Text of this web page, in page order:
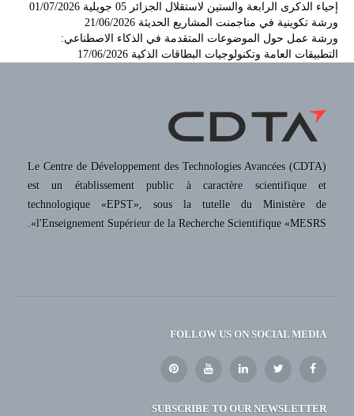
إحياء الذكرى الرابعة والستين لاستقلال الجزائر 05 جويلية
01/07/2026
ورشة تكوينية في مناجمنت المشاريع الحديثة 21/06/2026
ورشة عمل حول الموضوعات المتقدمة في الذكاء الاصطناعي:
التطبيقات العامة وتكنولوجيات البطاقات الذكية 17/06/2026
Le Centre de Développement des Technologies Avancées (CDTA)
est un établissement public à caractère scientifique et
technologique «EPST», sous la tutelle du Ministère de
l'Enseignement Supérieur de la Recherche Scientifique «MESRS».
FOLLOW US ON SOCIAL MEDIA
SUBSCRIBE TO OUR NEWSLETTER